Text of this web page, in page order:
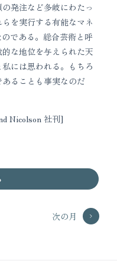
発注など多岐にわたっ
を実行する有能なマネ
である。総合芸術と呼
な地位を与えられた天
には思われる。もちろ
ることも事実なのだ
Nicolson 社刊]
次の月